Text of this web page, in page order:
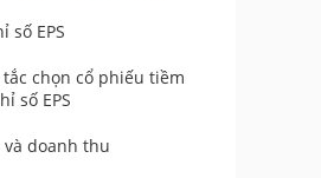
số EPS
chọn cổ phiếu tiềm
số EPS
và doanh thu